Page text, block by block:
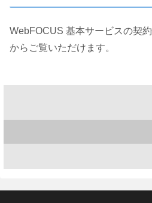
WebFOCUS 基本サービスの契約
からご覧いただけます。